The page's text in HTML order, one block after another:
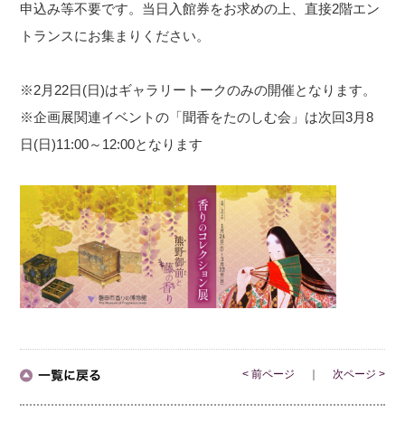
申込み等不要です。当日入館券をお求めの上、直接2階エン
トランスにお集まりください。
※2月22日(日)はギャラリートークのみの開催となります。
※企画展関連イベントの「聞香をたのしむ会」は次回3月8
日(日)11:00～12:00となります
次ページ >
< 前ページ